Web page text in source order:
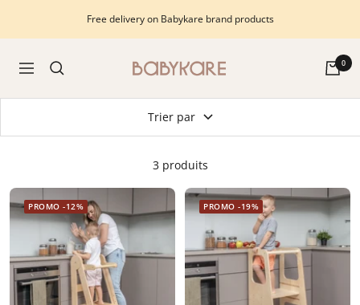
Free delivery on Babykare brand products
Navigation
Babykare
pour
Chambre
bébé,
et
puériculture.
Tout
0
Trier par
3 produits
PROMO -12% PROMO -19%